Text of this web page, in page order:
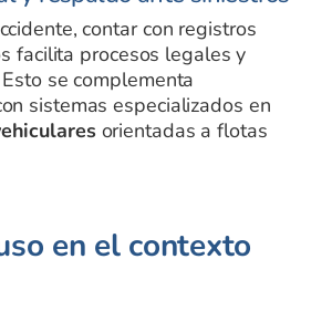
contar con registros
facilita procesos legales y
se complementa
sistemas especializados en
orientadas a flotas
en el contexto